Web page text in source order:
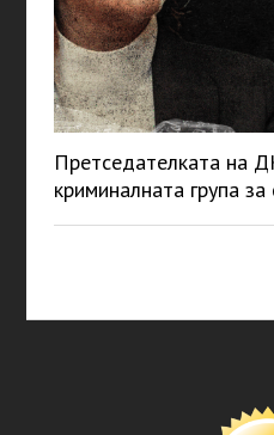
Претседателката на
криминалната група за